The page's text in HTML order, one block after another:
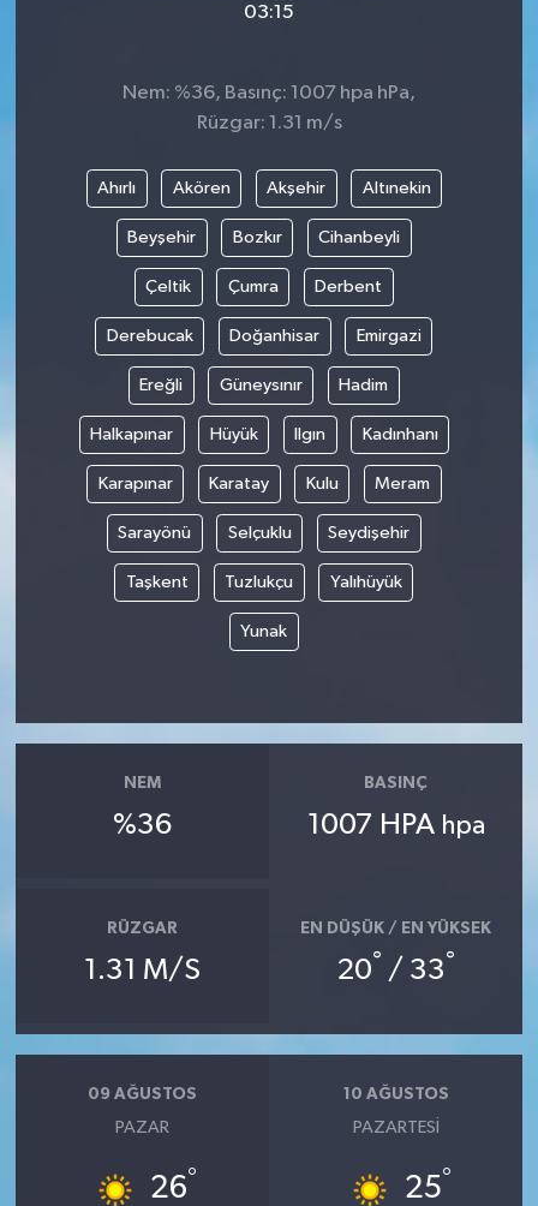
03:15
Nem: %36, Basınç: 1007 hpa hPa,
Rüzgar: 1.31 m/s
Ahırlı Akören Akşehir Altınekin
Beyşehir Bozkır Cihanbeyli
Çeltik Çumra Derbent
Derebucak Doğanhisar Emirgazi
Ereğli Güneysınır Hadim
Halkapınar Hüyük Ilgın Kadınhanı
Karapınar Karatay Kulu Meram
Sarayönü Selçuklu Seydişehir
Taşkent Tuzlukçu Yalıhüyük
Yunak
NEM
%36
BASINÇ
1007 HPA hpa
RÜZGAR
1.31 M/S
EN DÜŞÜK / EN YÜKSEK
20° / 33°
09 AĞUSTOS
PAZAR
26°
10 AĞUSTOS
PAZARTESI
25°